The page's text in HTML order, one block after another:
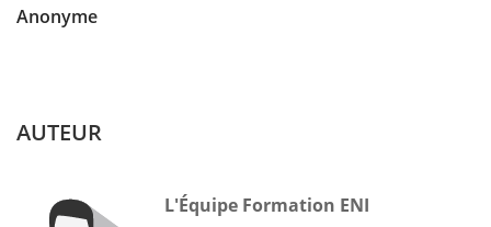
Anonyme
AUTEUR
L'Équipe Formation ENI